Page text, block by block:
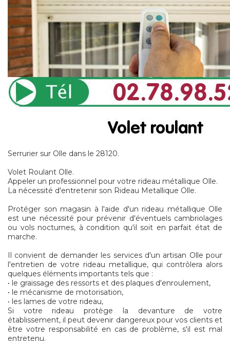
Serrurier sur Olle dans le 28120.
Volet Roulant Olle.
Appeler un professionnel pour votre rideau métallique Olle.
La nécessité d'entretenir son Rideau Metallique Olle.
Protéger son magasin à l'aide d'un rideau métallique Olle
est une nécessité pour prévenir d'éventuels cambriolages
ou vols nocturnes, à condition qu'il soit en parfait état de
marche.
Il convient de demander les services d'un artisan Olle pour
l'entretien de votre rideau metallique, qui contrôlera alors
quelques éléments importants tels que :
• le graissage des ressorts et des plaques d'enroulement,
• le mécanisme de motorisation,
• les lames de votre rideau,
Si votre rideau protège la devanture de votre
établissement, il peut devenir dangereux pour vos clients et
être votre responsabilité en cas de problème, s'il est mal
entretenu.